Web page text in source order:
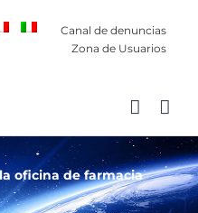
Canal de denuncias
Zona de Usuarios
oficina de farmacia